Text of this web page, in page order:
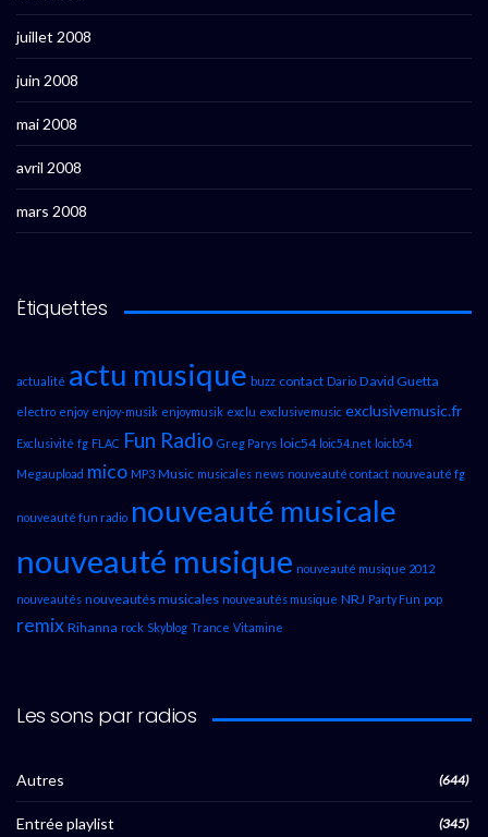
juillet 2008
juin 2008
mai 2008
avril 2008
mars 2008
Étiquettes
actualité actu musique buzz contact Dario David Guetta
electro enjoy enjoy-musik enjoymusik exclu exclusivemusic exclusivemusic.fr
Exclusivité fg FLAC Fun Radio Greg Parys loic54 loic54.net loicb54
Megaupload mico MP3 Music musicales news nouveauté contact nouveauté fg
nouveauté fun radio nouveauté musicale
nouveauté musique nouveauté musique 2012
nouveautés nouveautés musicales nouveautés musique NRJ Party Fun pop
remix Rihanna rock Skyblog Trance Vitamine
Les sons par radios
Autres (644)
Entrée playlist (345)